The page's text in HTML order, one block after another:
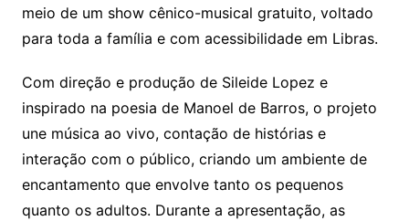
meio de um show cênico-musical gratuito, voltado
para toda a família e com acessibilidade em Libras.
Com direção e produção de Sileide Lopez e
inspirado na poesia de Manoel de Barros, o projeto
une música ao vivo, contação de histórias e
interação com o público, criando um ambiente de
encantamento que envolve tanto os pequenos
quanto os adultos. Durante a apresentação, as